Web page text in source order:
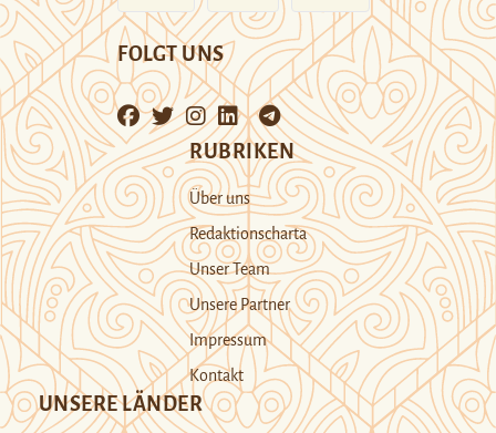
FOLGT UNS
RUBRIKEN
Über uns
Redaktionscharta
Unser Team
Unsere Partner
Impressum
Kontakt
UNSERE LÄNDER